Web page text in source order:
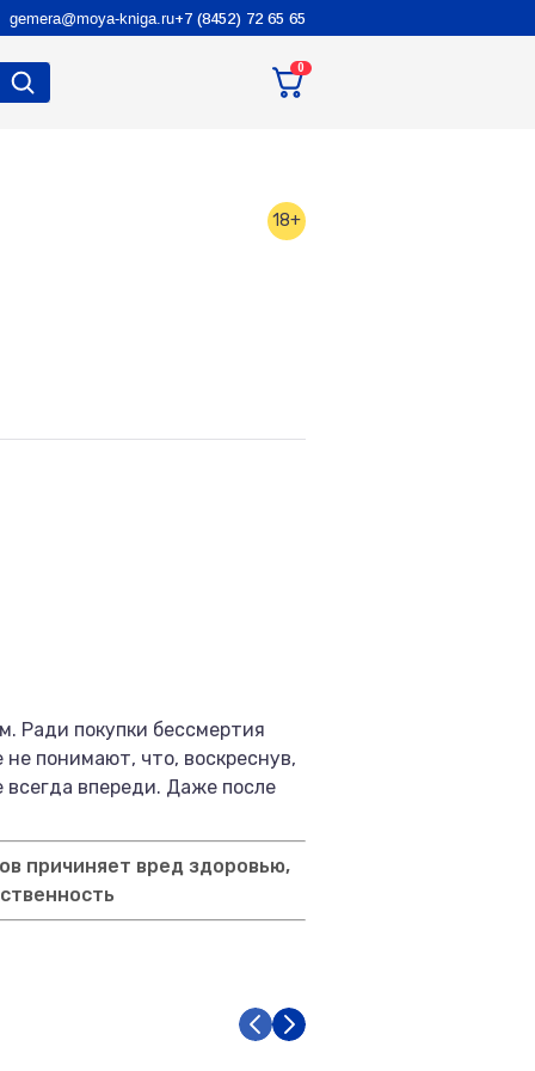
gemera@moya-kniga.ru+7 (8452) 72 65 65
0
18+
Ради покупки бессмертия
понимают, что, воскреснув,
впереди. Даже после
причиняет вред здоровью,